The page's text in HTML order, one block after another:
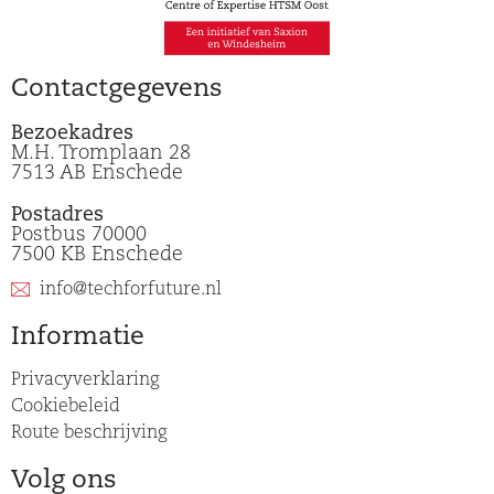
Contactgegevens
Bezoekadres
M.H. Tromplaan 28
7513 AB Enschede
Postadres
Postbus 70000
7500 KB Enschede
info@techforfuture.nl
Informatie
Privacyverklaring
Cookiebeleid
Route beschrijving
Volg ons